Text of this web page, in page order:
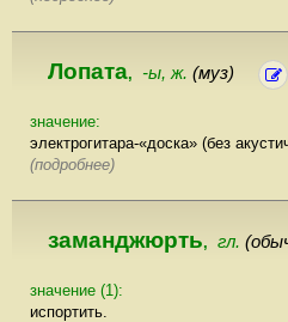
Лопата, -ы, ж. (муз)
значение:
электрогитара-«доска» (без
(подробнее)
заманджюрть, гл.
значение (1):
испортить.